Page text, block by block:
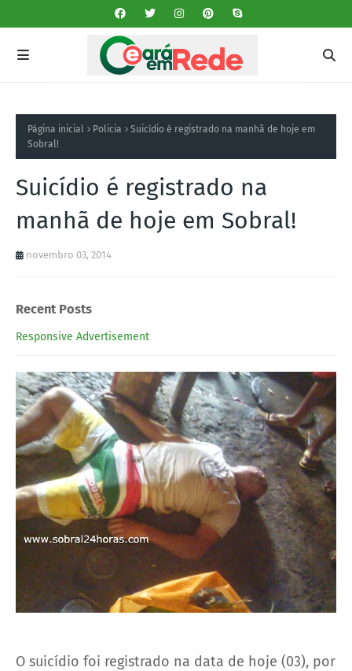
Página inicial Policia
Suicídio é registrado na manhã de hoje em
Sobral!
Suicídio é registrado na
manhã de hoje em Sobral!
novembro 03, 2014
Recent Posts
Responsive Advertisement
O suicídio foi registrado na data de hoje (03), por